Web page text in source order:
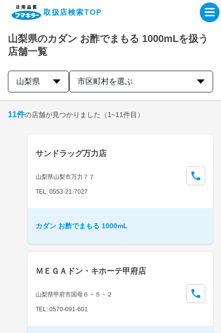
取扱店検索TOP
企業・IR情報サイト
製品情報サイト
取扱店検索はこちら
山梨県のカダン お酢でまもる 1000mLを扱う
店舗一覧
山梨県 市区町村を選ぶ
11件の店舗が見つかりました （1~11件目）
サンドラッグ万力店
山梨県山梨市万力７７
TEL: 0553-21-7027
カダン お酢でまもる 1000mL
ＭＥＧＡドン・キホーテ甲府店
山梨県甲府市国母６－５－２
TEL: 0570-091-601